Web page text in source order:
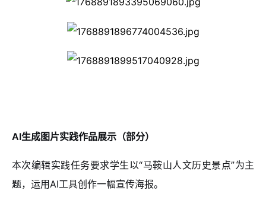
AI生成图片实践作品展示（部分）
本次编辑实践任务要求学生以“马鞍山人文历史景点”为主
题，运用AI工具创作一幅宣传海报。